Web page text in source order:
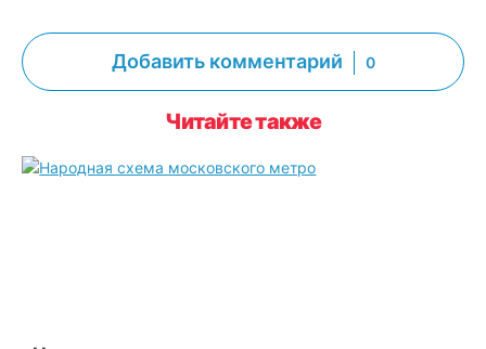
Добавить комментарий 0
Читайте также